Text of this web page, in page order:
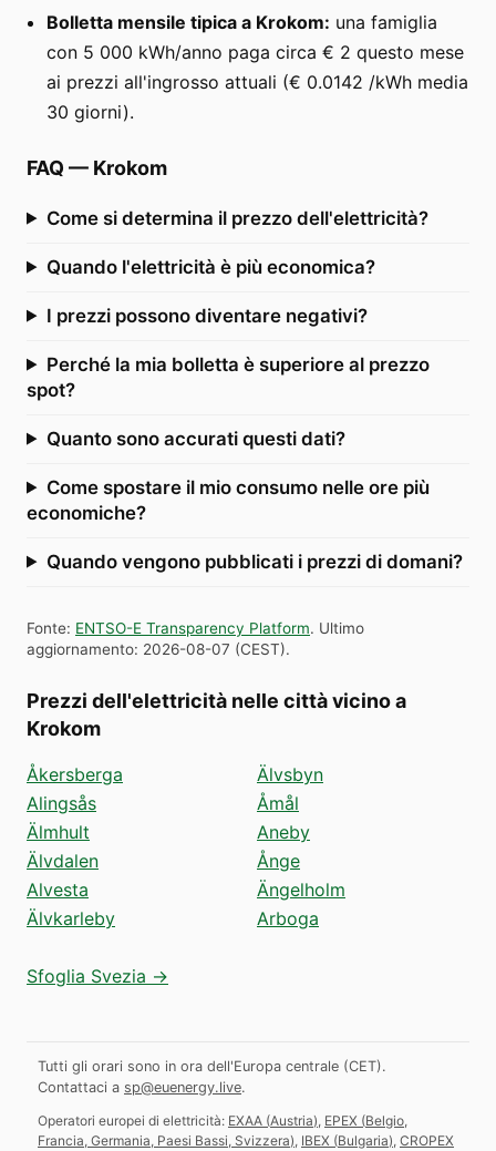
Bolletta mensile tipica a Krokom: una famiglia
con 5 000 kWh/anno paga circa € 2 questo mese
ai prezzi all'ingrosso attuali (€ 0.0142 /kWh media
30 giorni).
FAQ — Krokom
Come si determina il prezzo dell'elettricità?
Quando l'elettricità è più economica?
I prezzi possono diventare negativi?
Perché la mia bolletta è superiore al prezzo
spot?
Quanto sono accurati questi dati?
Come spostare il mio consumo nelle ore più
economiche?
Quando vengono pubblicati i prezzi di domani?
Fonte: ENTSO-E Transparency Platform. Ultimo
aggiornamento: 2026-08-07 (CEST).
Prezzi dell'elettricità nelle città vicino a
Krokom
Åkersberga
Alingsås
Älmhult
Älvdalen
Alvesta
Älvkarleby
Älvsbyn
Åmål
Aneby
Ånge
Ängelholm
Arboga
Sfoglia Svezia →
Tutti gli orari sono in ora dell'Europa centrale (CET).
Contattaci a sp@euenergy.live.
Operatori europei di elettricità: EXAA (Austria) EPEX (Belgio,
Francia, Germania, Paesi Bassi, Svizzera) IBEX (Bulgaria) CROPEX